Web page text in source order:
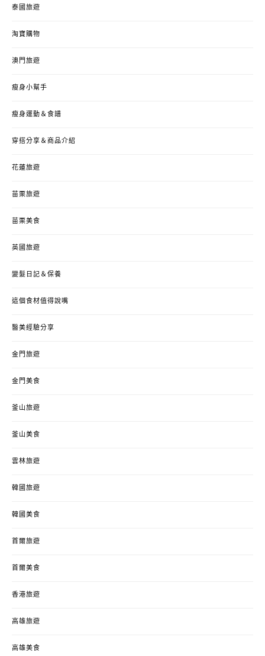
泰國旅遊
淘寶購物
澳門旅遊
瘦身小幫手
瘦身運動＆食譜
穿搭分享＆商品介紹
花蓮旅遊
苗栗旅遊
苗栗美食
英國旅遊
變髮日記＆保養
這個食材值得說嘴
醫美經驗分享
金門旅遊
金門美食
釜山旅遊
釜山美食
雲林旅遊
韓國旅遊
韓國美食
首爾旅遊
首爾美食
香港旅遊
高雄旅遊
高雄美食